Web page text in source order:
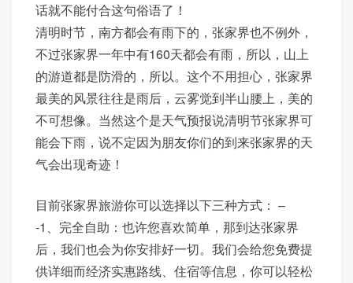
话就不能付合这句俗语了！
清明时节，南方都会有雨下的，张家界也不例外，
不过张家界一年中有160天都会有雨，所以，山上
的游道都是防滑的，所以。这个不用担心，张家界
最美的风景往往是雨后，云雾觉到半山腰上，美的
不可想像。当然这个是天气预报说清明节张家界可
能会下雨，说不定因为朋友你们的到来张家界的天
气会出现奇迹！
目前张家界旅游你可以选择以下三种方式： –
-1、完全自助：也许您喜欢简单，那到达张家界
后，我们也会为你安排好一切。我们会给您免费提
供详细而经济实惠路线、住宿等信息，你可以轻松